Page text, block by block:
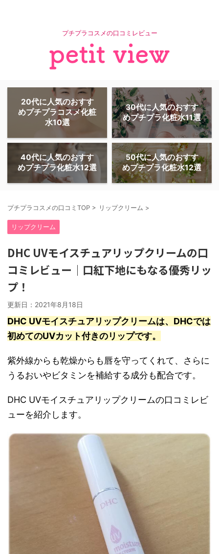
プチプラコスメの口コミレビュー
20代に人気のおすす
めプチプラコスメ化粧
水10選
30代に人気のおすす
めプチプラ化粧水11選
40代に人気のおすす
めプチプラ化粧水12選
50代に人気のおすす
めプチプラ化粧水12選
プチプラコスメの口コミTOP > リップクリーム >
リップクリーム
DHC UVモイスチュアリップクリームの口
コミレビュー｜口紅下地にもなる優秀リッ
プ！
更新日： 2021年8月18日
DHC UVモイスチュアリップクリームは、DHCでは
初めてのUVカット付きのリップです。
紫外線からも乾燥からも唇を守ってくれて、さらに
うるおいやビタミンを補給する成分も配合です。
DHC UVモイスチュアリップクリームの口コミレビ
ューを紹介します。